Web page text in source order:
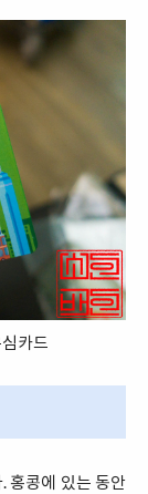
카드
홍콩에 있는 동안